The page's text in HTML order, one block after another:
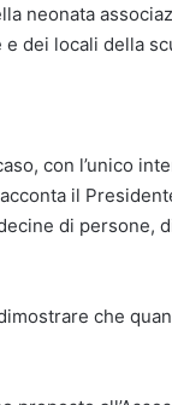
neonata
e dei locali della
con l’unico
il
di persone,
che